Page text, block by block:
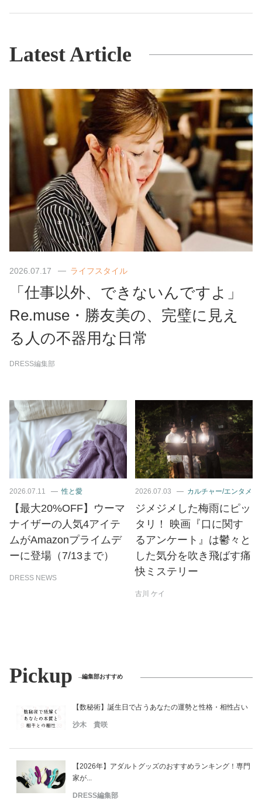
Latest Article
2026.07.17 ライフスタイル
「仕事以外、できないんですよ」
Re.muse・勝友美の、完璧に見え
る人の不器用な日常
DRESS編集部
2026.07.11 性と愛
【最大20%OFF】ウーマ
ナイザーの人気4アイテ
ムがAmazonプライムデ
ーに登場（7/13まで）
DRESS NEWS
2026.07.03 カルチャー/エンタメ
ジメジメした梅雨にピッ
タリ！ 映画『口に関す
るアンケート』は鬱々と
した気分を吹き飛ばす痛
快ミステリー
古川 ケイ
Pickup 編集部おすすめ
【数秘術】誕生日で占うあなたの運勢と性格・相性占い
沙木 貴咲
【2026年】アダルトグッズのおすすめランキング！専門
家が...
DRESS編集部